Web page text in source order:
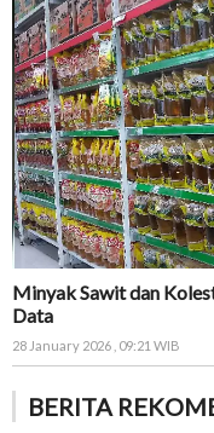
Minyak Sawit dan
Data
28 January 2026 , 09:21 WIB
BERITA